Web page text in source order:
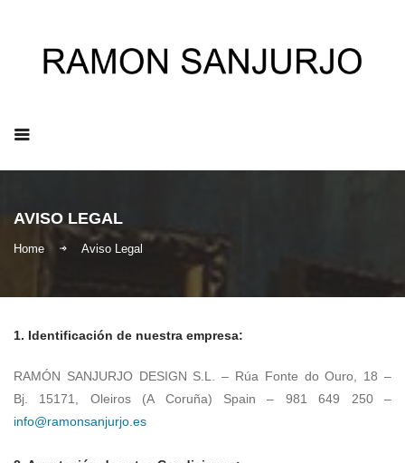
AVISO LEGAL
Home Aviso Legal
1. Identificación de nuestra empresa:
RAMÓN SANJURJO DESIGN S.L. – Rúa Fonte do Ouro, 18 –
Bj. 15171, Oleiros (A Coruña) Spain – 981 649 250 –
info@ramonsanjurjo.es